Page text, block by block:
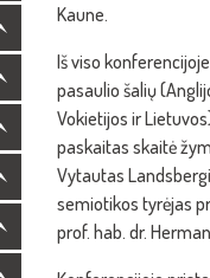
Kaune.
Iš viso
pasaulio šalių
Vokietijos ir
paskaitas skaitė
Vytautas
semiotikos tyrėjas
prof. hab. dr.